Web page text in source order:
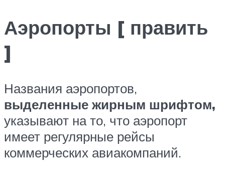
Аэропорты [ править
]
Названия аэропортов,
выделенные жирным шрифтом,
указывают на то, что аэропорт
имеет регулярные рейсы
коммерческих авиакомпаний.